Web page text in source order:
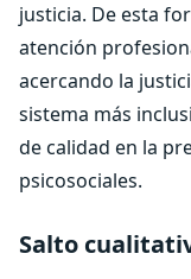
justicia. De esta
atención
acercando la
sistema más
de calidad en la
psicosociales.
Salto